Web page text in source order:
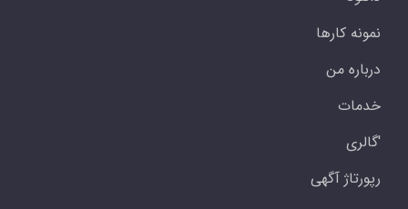
نمونه کارها
درباره من
خدمات
'گالری
رپورتاژ آگهی